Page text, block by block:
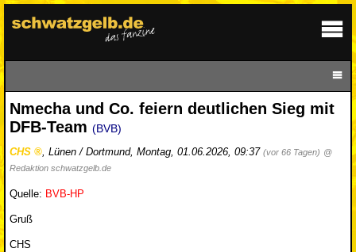
Nmecha und Co. feiern deutlichen Sieg mit
DFB-Team (BVB)
CHS , Lünen / Dortmund, Montag, 01.06.2026, 09:37 (vor 66 Tagen) @
Redaktion schwatzgelb.de
Quelle: BVB-HP
Gruß
CHS